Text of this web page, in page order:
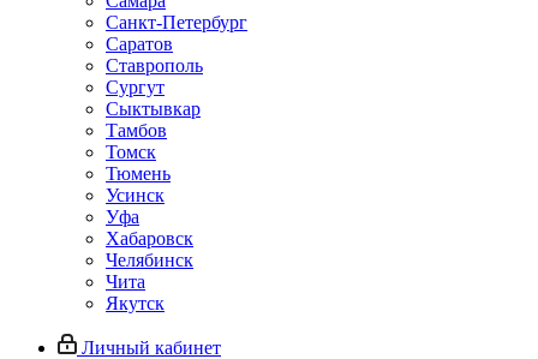
Санкт-Петербург
Саратов
Ставрополь
Сургут
Сыктывкар
Тамбов
Томск
Тюмень
Усинск
Уфа
Хабаровск
Челябинск
Чита
Якутск
Личный кабинет